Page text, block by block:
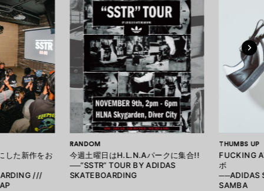
した新作をお
///
RANDOM
今週土曜日はH.L.N.Aパークに集合!!
──“SSTR” TOUR BY ADIDAS
SKATEBOARDING
THUMBS UP
FUCKING
ボ
──ADIDAS
SAMBA